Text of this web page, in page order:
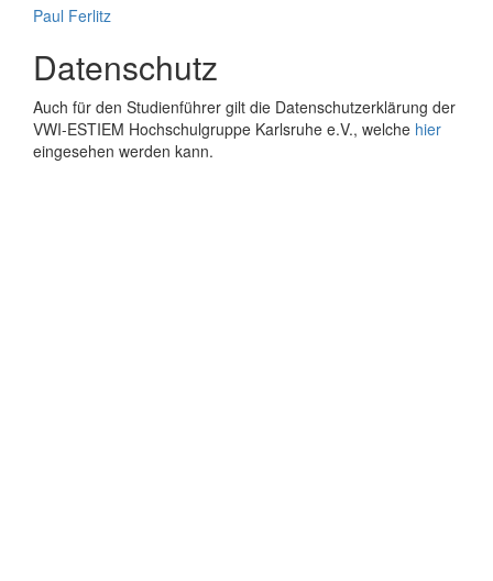
Paul Ferlitz
Datenschutz
Auch für den Studienführer gilt die Datenschutzerklärung der
VWI-ESTIEM Hochschulgruppe Karlsruhe e.V., welche hier
eingesehen werden kann.